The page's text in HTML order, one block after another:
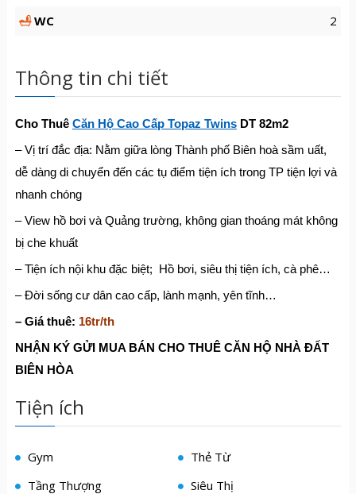
WC
2
Thông tin chi tiết
Cho Thuê Căn Hộ Cao Cấp Topaz TwinsDT 82m2
– Vị trí đắc địa: Nằm giữa lòng Thành phố Biên hoà sầm uất,
dễ dàng di chuyển đến các tụ điểm tiện ích trong TP tiện lợi và
nhanh chóng
– View hồ bơi và Quảng trường, không gian thoáng mát không
bị che khuất
– Tiện ích nội khu đặc biệt; Hồ bơi, siêu thị tiện ích, cà phê…
– Đời sống cư dân cao cấp, lành mạnh, yên tĩnh…
– Giá thuê: 16tr/th
NHẬN KÝ GỬI MUA BÁN CHO THUÊ CĂN HỘ NHÀ ĐẤT
BIÊN HÒA
Tiện ích
Gym
Thẻ Từ
Tầng Thượng
Siêu Thị